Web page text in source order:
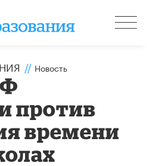
// Новость
против
времени